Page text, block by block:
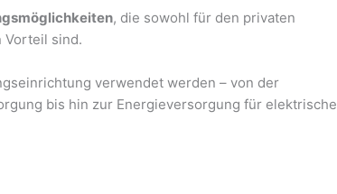
, die sowohl für den privaten
Vorteil sind.
verwendet werden – von der
bis hin zur Energieversorgung für elektrische